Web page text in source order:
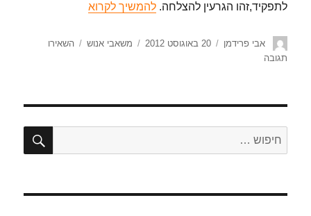
לתפקיד,זהו הגרעין להצלחה.להמשיך לקרוא
אבי פרידמן 20 באוגוסט 2012 משאבי אנוש
השאירו
תגובה